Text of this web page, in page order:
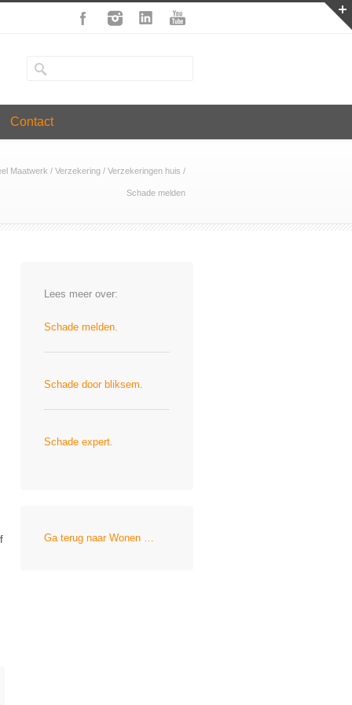
Contact
Maatwerk / Verzekering / Verzekeringen huis /
Schade melden
Lees meer over:
Schade melden.
Schade door bliksem.
Schade expert.
Ga terug naar Wonen …